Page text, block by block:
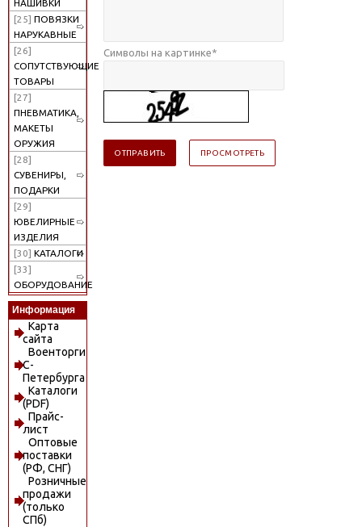
НАШИВКИ
[25] ПОВЯЗКИ
НАРУКАВНЫЕ
[26]
СОПУТСТВУЮЩИЕ
ТОВАРЫ
[27]
ПНЕВМАТИКА,
МАКЕТЫ
ОРУЖИЯ
[28]
СУВЕНИРЫ,
ПОДАРКИ
[29]
ЮВЕЛИРНЫЕ
ИЗДЕЛИЯ
[30] КАТАЛОГИ
[33]
ОБОРУДОВАНИЕ
Информация
Карта
сайта
Военторги
С-
Петербурга
Каталоги
(PDF)
Прайс-
лист
Оптовые
поставки
(РФ, СНГ)
Розничные
продажи
(только
СПб)
Символы на картинке*